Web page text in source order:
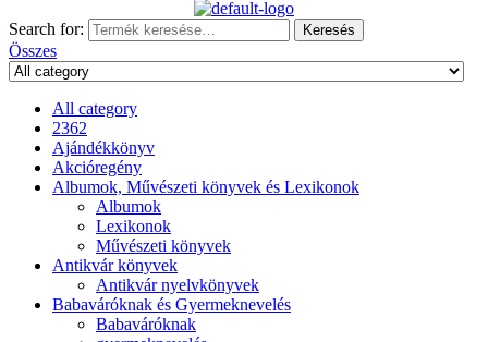
Search for: Keresés
Összes
All category
2362
Ajándékkönyv
Akcióregény
Albumok, Művészeti könyvek és Lexikonok
Albumok
Lexikonok
Művészeti könyvek
Antikvár könyvek
Antikvár nyelvkönyvek
Babaváróknak és Gyermeknevelés
Babaváróknak